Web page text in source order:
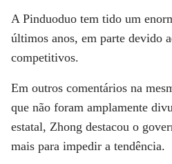
A Pinduoduo tem tido um
últimos anos, em parte devido
competitivos.
Em outros comentários na
que não foram amplamente
estatal, Zhong destacou o
mais para impedir a tendência.